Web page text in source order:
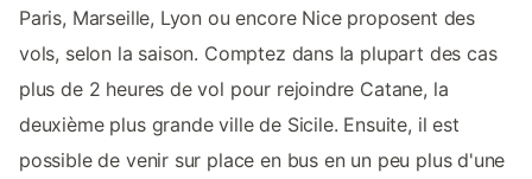
Paris, Marseille, Lyon ou encore Nice proposent des
vols, selon la saison. Comptez dans la plupart des cas
plus de 2 heures de vol pour rejoindre Catane, la
deuxième plus grande ville de Sicile. Ensuite, il est
possible de venir sur place en bus en un peu plus d'une